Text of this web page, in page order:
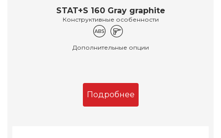
STAT+S 160 Gray graphite
Конструктивные особенности
Дополнительные опции
Подробнее